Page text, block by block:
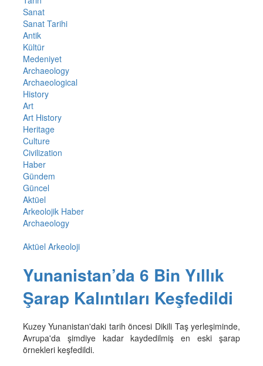
Sanat
Sanat Tarihi
Antik
Kültür
Medeniyet
Archaeology
Archaeological
History
Art
Art History
Heritage
Culture
Civilization
Haber
Gündem
Güncel
Aktüel
Arkeolojik Haber
Archaeology
Aktüel Arkeoloji
Yunanistan’da 6 Bin Yıllık
Şarap Kalıntıları Keşfedildi
Kuzey Yunanistan'daki tarih öncesi Dikili Taş yerleşiminde,
Avrupa'da şimdiye kadar kaydedilmiş en eski şarap
örnekleri keşfedildi.